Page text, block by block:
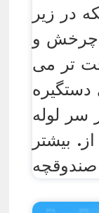
در زیر
چرخش و
تر می
دستگیره
سر لوله
بیشتر